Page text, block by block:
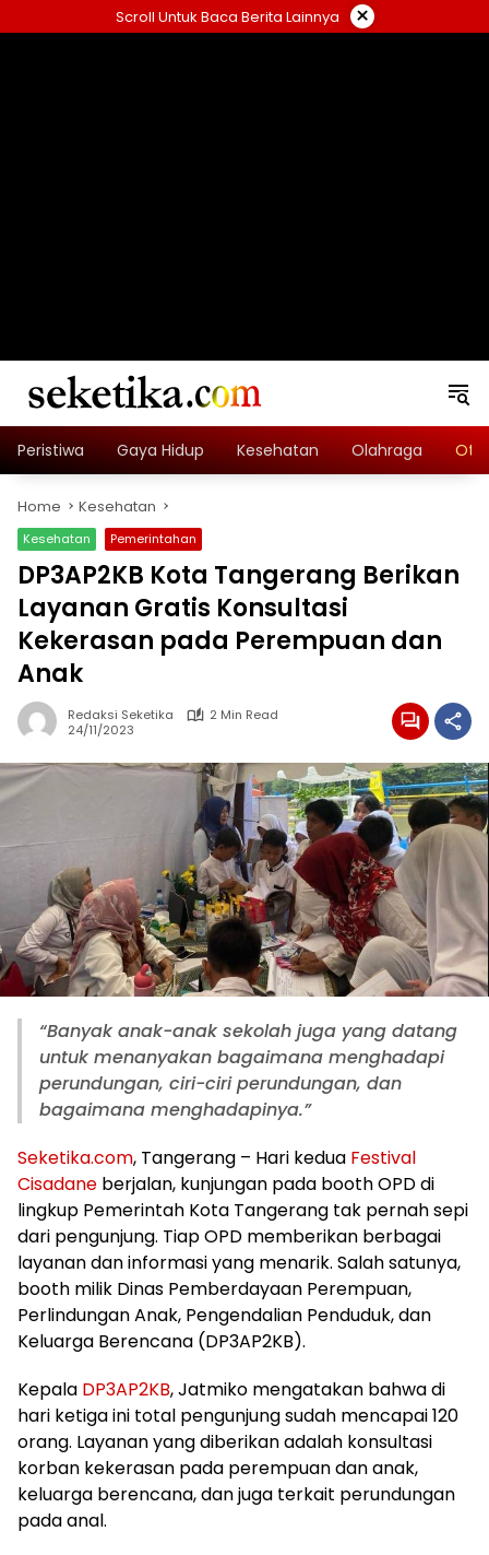
to
Scroll Untuk Baca Berita Lainnya ×
Peristiwa Gaya Hidup Kesehatan Olahraga
Home Kesehatan
Kesehatan Pemerintahan
DP3AP2KB Kota Tangerang Berikan
Layanan Gratis Konsultasi
Kekerasan pada Perempuan dan
Anak
Redaksi Seketika
2 Min Read
24/11/2023
“Banyak anak-anak sekolah juga yang datang
untuk menanyakan bagaimana menghadapi
perundungan, ciri-ciri perundungan, dan
bagaimana menghadapinya.”
Seketika.com, Tangerang – Hari kedua Festival
Cisadane berjalan, kunjungan pada booth OPD di
lingkup Pemerintah Kota Tangerang tak pernah sepi
dari pengunjung. Tiap OPD memberikan berbagai
layanan dan informasi yang menarik. Salah satunya,
booth milik Dinas Pemberdayaan Perempuan,
Perlindungan Anak, Pengendalian Penduduk, dan
Keluarga Berencana (DP3AP2KB).
Kepala DP3AP2KB, Jatmiko mengatakan bahwa di
hari ketiga ini total pengunjung sudah mencapai 120
orang. Layanan yang diberikan adalah konsultasi
korban kekerasan pada perempuan dan anak,
keluarga berencana, dan juga terkait perundungan
pada anal.